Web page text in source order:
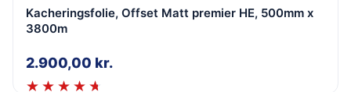
Kacheringsfolie, Offset Matt premier HE, 500mm x
3800m
2.900,00 kr.